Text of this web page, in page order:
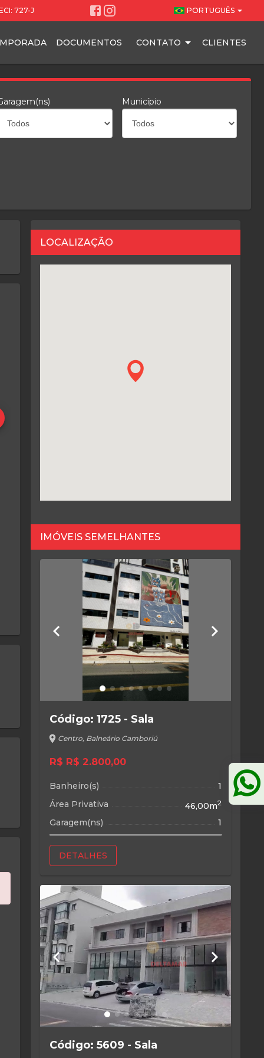
727-J PORTUGUÊS arrow_drop_down
DOCUMENTOS CONTATO CLIENTES
Município
LOCALIZAÇÃO
IMÓVEIS SEMELHANTES
keyboard_arrow_left keyboard_arrow_right
Código: 1725 - Sala
location_on Centro, Balneário Camboriú
R$ R$ 2.800,00
Banheiro(s)
1
Área Privativa
46,00m2
Garagem(ns) 1
DETALHES
keyboard_arrow_left keyboard_arrow_right
Código: 5609 - Sala